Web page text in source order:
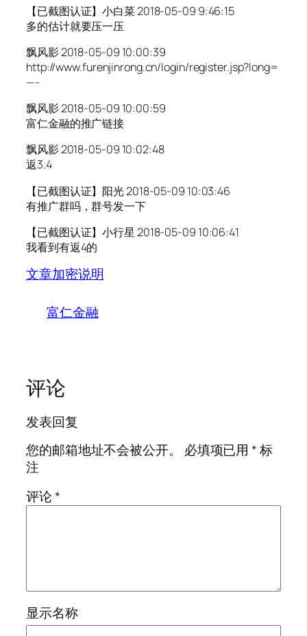
【已截图认证】小白菜 2018-05-09 9:46:15
多的估计就要压一压
飘风影 2018-05-09 10:00:39
http://www.furenjinrong.cn/login/register.jsp?long=
—-
飘风影 2018-05-09 10:00:59
富仁金融的推广链接
飘风影 2018-05-09 10:02:48
返3.4
【已截图认证】阳光 2018-05-09 10:03:46
有推广群吗，群号发一下
【已截图认证】小行星 2018-05-09 10:06:41
我看到有返4的
文章加密说明
富仁金融
评论
发表回复
您的邮箱地址不会被公开。
必填项已用*标
注
评论*
显示名称